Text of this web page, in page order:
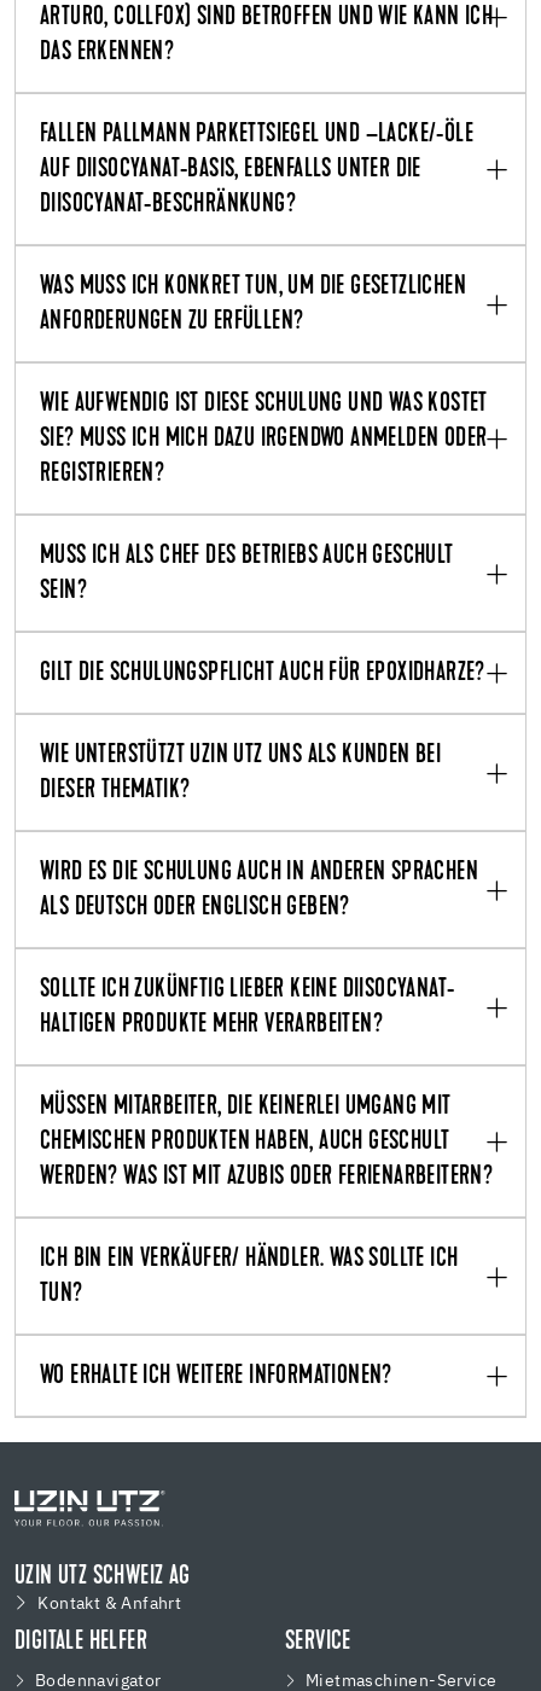
ARTURO, COLLFOX) SIND BETROFFEN UND WIE KANN ICH
DAS ERKENNEN?
FALLEN PALLMANN PARKETTSIEGEL UND –LACKE/-ÖLE
AUF DIISOCYANAT-BASIS, EBENFALLS UNTER DIE
DIISOCYANAT-BESCHRÄNKUNG?
WAS MUSS ICH KONKRET TUN, UM DIE GESETZLICHEN
ANFORDERUNGEN ZU ERFÜLLEN?
WIE AUFWENDIG IST DIESE SCHULUNG UND WAS KOSTET
SIE? MUSS ICH MICH DAZU IRGENDWO ANMELDEN ODER
REGISTRIEREN?
MUSS ICH ALS CHEF DES BETRIEBS AUCH GESCHULT
SEIN?
GILT DIE SCHULUNGSPFLICHT AUCH FÜR EPOXIDHARZE?
WIE UNTERSTÜTZT UZIN UTZ UNS ALS KUNDEN BEI
DIESER THEMATIK?
WIRD ES DIE SCHULUNG AUCH IN ANDEREN SPRACHEN
ALS DEUTSCH ODER ENGLISCH GEBEN?
SOLLTE ICH ZUKÜNFTIG LIEBER KEINE DIISOCYANAT-
HALTIGEN PRODUKTE MEHR VERARBEITEN?
MÜSSEN MITARBEITER, DIE KEINERLEI UMGANG MIT
CHEMISCHEN PRODUKTEN HABEN, AUCH GESCHULT
WERDEN? WAS IST MIT AZUBIS ODER FERIENARBEITERN?
ICH BIN EIN VERKÄUFER/ HÄNDLER. WAS SOLLTE ICH
TUN?
WO ERHALTE ICH WEITERE INFORMATIONEN?
UZIN UTZ SCHWEIZ AG
Kontakt & Anfahrt
DIGITALE HELFER
Bodennavigator
SERVICE
Mietmaschinen-Service